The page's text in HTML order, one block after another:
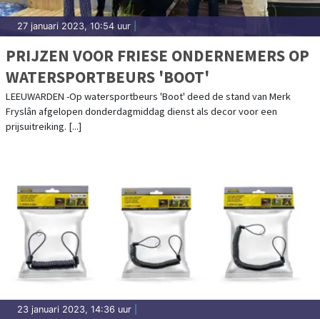
27 januari 2023, 10:54 uur
PRIJZEN VOOR FRIESE ONDERNEMERS OP
WATERSPORTBEURS 'BOOT'
LEEUWARDEN -Op watersportbeurs 'Boot' deed de stand van Merk
Fryslân afgelopen donderdagmiddag dienst als decor voor een
prijsuitreiking. [...]
23 januari 2023, 14:36 uur